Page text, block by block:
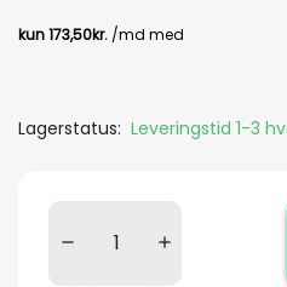
Lagerstatus: Leveringstid 1-3